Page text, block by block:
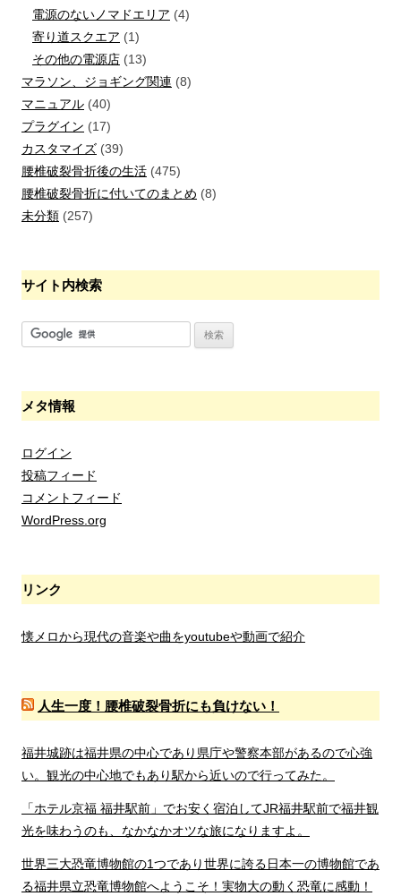
電源のないノマドエリア (4)
寄り道スクエア (1)
その他の電源店 (13)
マラソン、ジョギング関連 (8)
マニュアル (40)
プラグイン (17)
カスタマイズ (39)
腰椎破裂骨折後の生活 (475)
腰椎破裂骨折に付いてのまとめ (8)
未分類 (257)
サイト内検索
メタ情報
ログイン
投稿フィード
コメントフィード
WordPress.org
リンク
懐メロから現代の音楽や曲をyoutubeや動画で紹介
人生一度！腰椎破裂骨折にも負けない！
福井城跡は福井県の中心であり県庁や警察本部があるので心強
い。観光の中心地でもあり駅から近いので行ってみた。
「ホテル京福 福井駅前」でお安く宿泊してJR福井駅前で福井観
光を味わうのも、なかなかオツな旅になりますよ。
世界三大恐竜博物館の1つであり世界に誇る日本一の博物館であ
る福井県立恐竜博物館へようこそ！実物大の動く恐竜に感動！